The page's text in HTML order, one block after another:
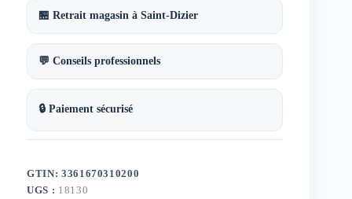
Choc
Protection
Longue
Durée
🏪 Retrait magasin à Saint-Dizier
💬 Conseils professionnels
🔒 Paiement sécurisé
GTIN: 3361670310200
UGS : 18130